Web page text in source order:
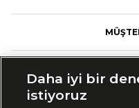
Daha iyi bir
istiyoruz